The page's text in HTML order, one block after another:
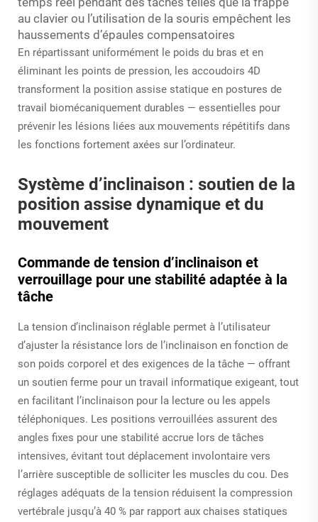
au clavier ou l’utilisation de la souris empêchent les
haussements d’épaules compensatoires
En répartissant uniformément le poids du bras et en
éliminant les points de pression, les accoudoirs 4D
transforment la position assise statique en postures de
travail biomécaniquement durables — essentielles pour
prévenir les lésions liées aux mouvements répétitifs dans
les fonctions fortement axées sur l’ordinateur.
Système d’inclinaison : soutien de la
position assise dynamique et du
mouvement
Commande de tension d’inclinaison et
verrouillage pour une stabilité adaptée à la
tâche
La tension d’inclinaison réglable permet à l’utilisateur
d’ajuster la résistance lors de l’inclinaison en fonction de
son poids corporel et des exigences de la tâche — offrant
un soutien ferme pour un travail informatique exigeant, tout
en facilitant l’inclinaison pour la lecture ou les appels
téléphoniques. Les positions verrouillées assurent des
angles fixes pour une stabilité accrue lors de tâches
intensives, évitant tout déplacement involontaire vers
l’arrière susceptible de solliciter les muscles du cou. Des
réglages adéquats de la tension réduisent la compression
vertébrale jusqu’à 40 % par rapport aux chaises statiques